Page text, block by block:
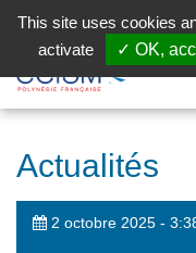
Facebook
Actualités
2 octobre 2025 -
This site uses cookies
activate
✓ OK,